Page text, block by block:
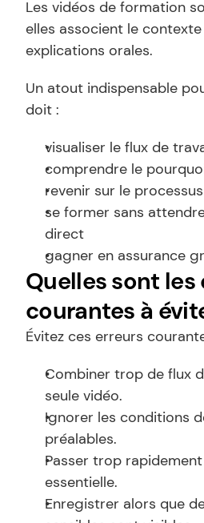
Les vidéos de formation
elles associent le
explications orales.
Un atout indispensable
doit :
visualiser le flux de
comprendre le
revenir sur le
se former sans
direct
gagner en assurance
Quelles sont les
courantes à
Évitez ces erreurs
Combiner trop de flux
seule vidéo.
Ignorer les conditions
préalables.
Passer trop
essentielle.
Enregistrer alors que